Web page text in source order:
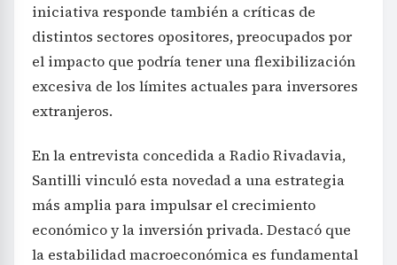
iniciativa responde también a críticas de
distintos sectores opositores, preocupados por
el impacto que podría tener una flexibilización
excesiva de los límites actuales para inversores
extranjeros.
En la entrevista concedida a Radio Rivadavia,
Santilli vinculó esta novedad a una estrategia
más amplia para impulsar el crecimiento
económico y la inversión privada. Destacó que
la estabilidad macroeconómica es fundamental